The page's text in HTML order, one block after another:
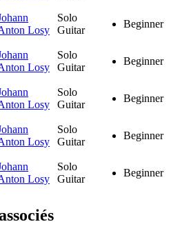
Losy
Solo
Guitar
Beginner
Losy
Solo
Guitar
Beginner
Losy
Solo
Guitar
Beginner
Losy
Solo
Guitar
Beginner
Losy
Solo
Guitar
Beginner